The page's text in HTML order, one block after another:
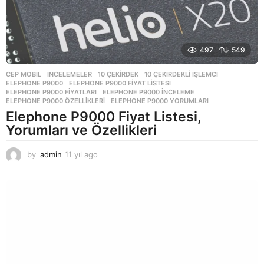
497 549
CEP MOBIL ,İNCELEMELER 10 ÇEKIRDEK ,10 ÇEKIRDEKLI IŞLEMCI
ELEPHONE P9000
,ELEPHONE P9000 FIYAT LISTESI
ELEPHONE P9000 FIYATLARI
,ELEPHONE P9000 INCELEME
ELEPHONE P9000 ÖZELLIKLERI
,ELEPHONE P9000 YORUMLARI
Elephone P9000 Fiyat Listesi,
Yorumları ve Özellikleri
by admin 11 yıl ago